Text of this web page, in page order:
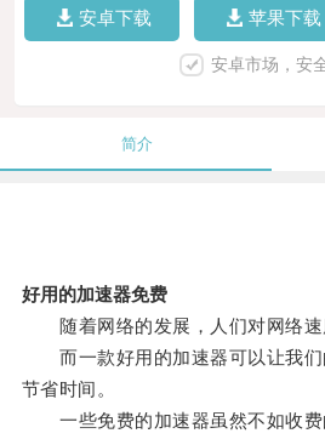
安卓下载 苹果下载
安卓市场，安
简介
好用的加速器免费
随着网络的发展，人们对网络速
而一款好用的加速器可以让我们
节省时间。
一些免费的加速器虽然不如收费